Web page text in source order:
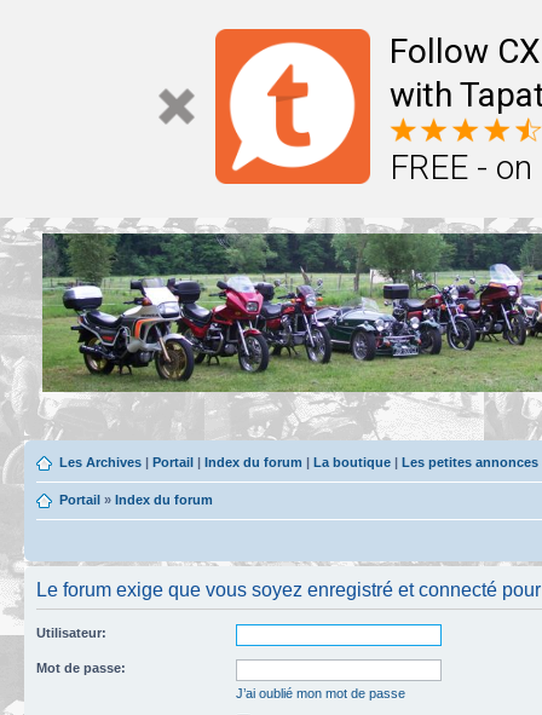
Follow
with
FREE -
Les Archives | Portail | Index du forum | La boutique | Les petites
Portail » Index du forum
Le forum exige que vous soyez enregistré et connecté
Utilisateur:
Mot de passe:
J’ai oublié mon mot de passe